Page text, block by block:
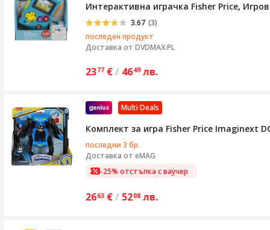
Интерактивна играчка Fisher Price,
3.67 (3)
последен продукт
Доставка от DVDMAX.PL
2377 €/ 4649 лв.
Multi Deals
Комплект за игра Fisher Price Imaginext
последни 3 бр.
Доставка от eMAG
-25% отстъпка с ваучер
2663 €/ 5208 лв.